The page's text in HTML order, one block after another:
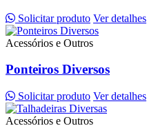
Solicitar produto Ver detalhes
Acessórios e Outros
Ponteiros Diversos
Solicitar produto Ver detalhes
Acessórios e Outros